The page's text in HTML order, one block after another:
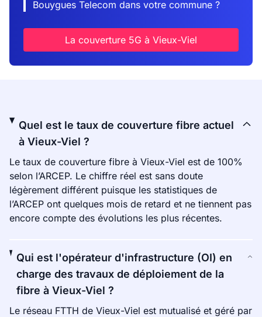
Bouygues Telecom dans votre commune ?
La couverture 5G à Vieux-Viel
Quel est le taux de couverture fibre actuel
à Vieux-Viel ?
Le taux de couverture fibre à Vieux-Viel est de 100%
selon l’ARCEP. Le chiffre réel est sans doute
légèrement différent puisque les statistiques de
l’ARCEP ont quelques mois de retard et ne tiennent pas
encore compte des évolutions les plus récentes.
Qui est l'opérateur d'infrastructure (OI) en
charge des travaux de déploiement de la
fibre à Vieux-Viel ?
Le réseau FTTH de Vieux-Viel est mutualisé et géré par